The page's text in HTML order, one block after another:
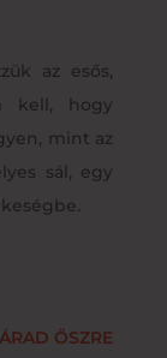
az esős,
kell, hogy
mint az
sál, egy
ŐSZRE